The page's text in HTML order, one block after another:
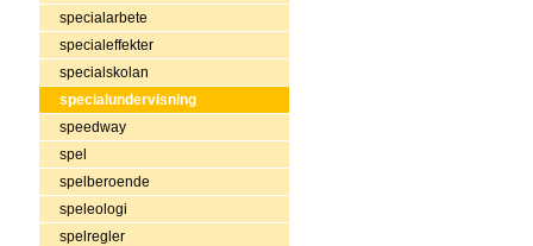
specialarbete
specialeffekter
specialskolan
specialundervisning
speedway
spel
spelberoende
speleologi
spelregler